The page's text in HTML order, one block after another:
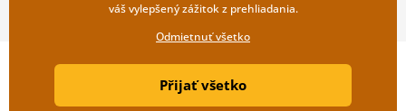
Copyright ©2019 © Dovido.sk.
Litvanyi.sk| E-shop vytvorila
váš vylepšený zážitok z prehliadania.
Odmietnuť všetko
Přijať všetko